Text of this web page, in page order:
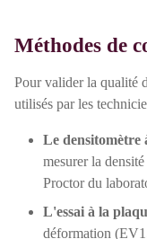
Méthodes de
Pour valider la qualité
utilisés par les
Le densitomètre
mesurer la
Proctor du
L'essai à la
déformation